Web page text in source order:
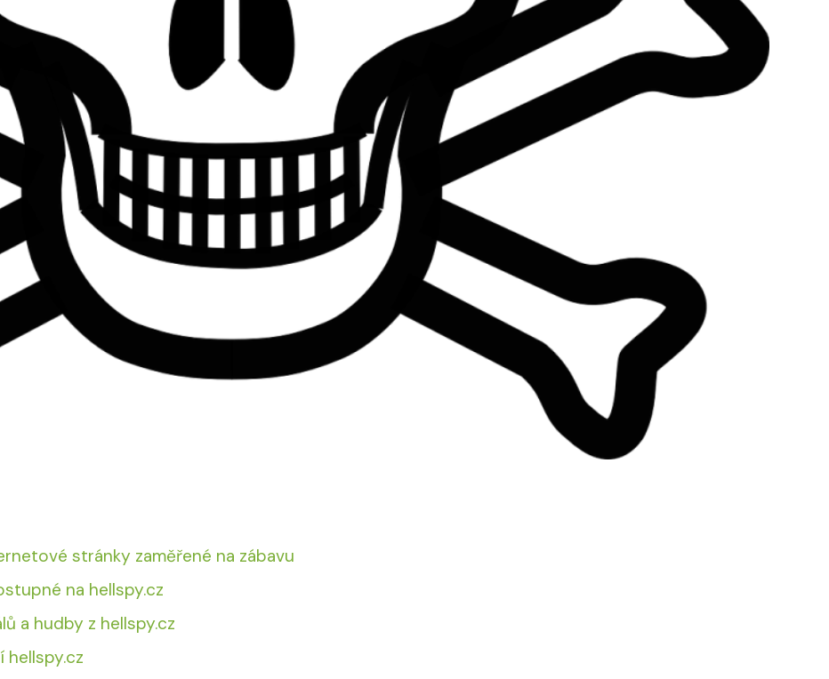
stránky zaměřené na zábavu
na hellspy.cz
a hudby z hellspy.cz
hellspy.cz